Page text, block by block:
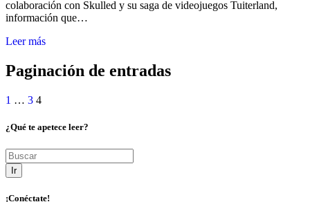
colaboración con Skulled y su saga de videojuegos Tuiterland,
información que…
Leer más
Paginación de entradas
1 … 3 4
¿Qué te apetece leer?
Ir
¡Conéctate!